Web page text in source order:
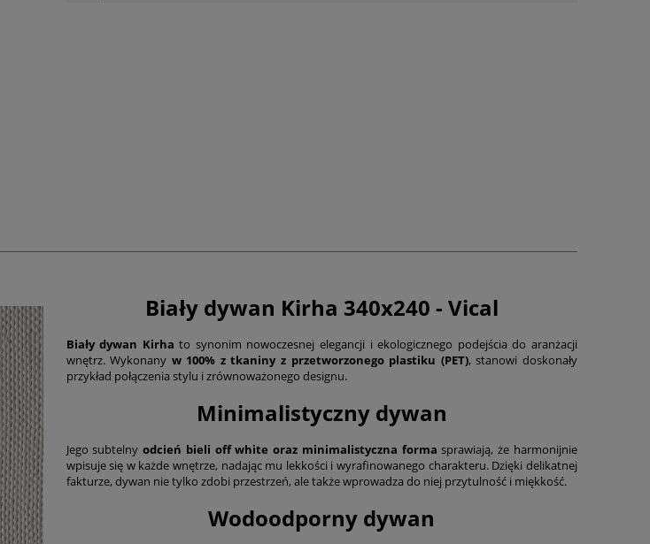
Biały dywan Kirha 340x240 - Vical
Biały dywan Kirha to synonim nowoczesnej elegancji i ekologicznego podejścia do aranżacji
wnętrz. Wykonany w 100% z tkaniny z przetworzonego plastiku (PET), stanowi doskonały
przykład połączenia stylu i zrównoważonego designu.
Minimalistyczny dywan
Jego subtelnyodcień bieli off white oraz minimalistyczna forma sprawiają, że harmonijnie
wpisuje się w każde wnętrze, nadając mu lekkości i wyrafinowanego charakteru. Dzięki delikatnej
fakturze, dywan nie tylko zdobi przestrzeń, ale także wprowadza do niej przytulność i miękkość.
Wodoodporny dywan